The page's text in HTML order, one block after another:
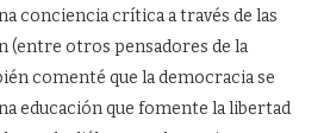
conciencia crítica a través de las
(entre otros pensadores de la
comenté que la democracia se
educación que fomente la libertad